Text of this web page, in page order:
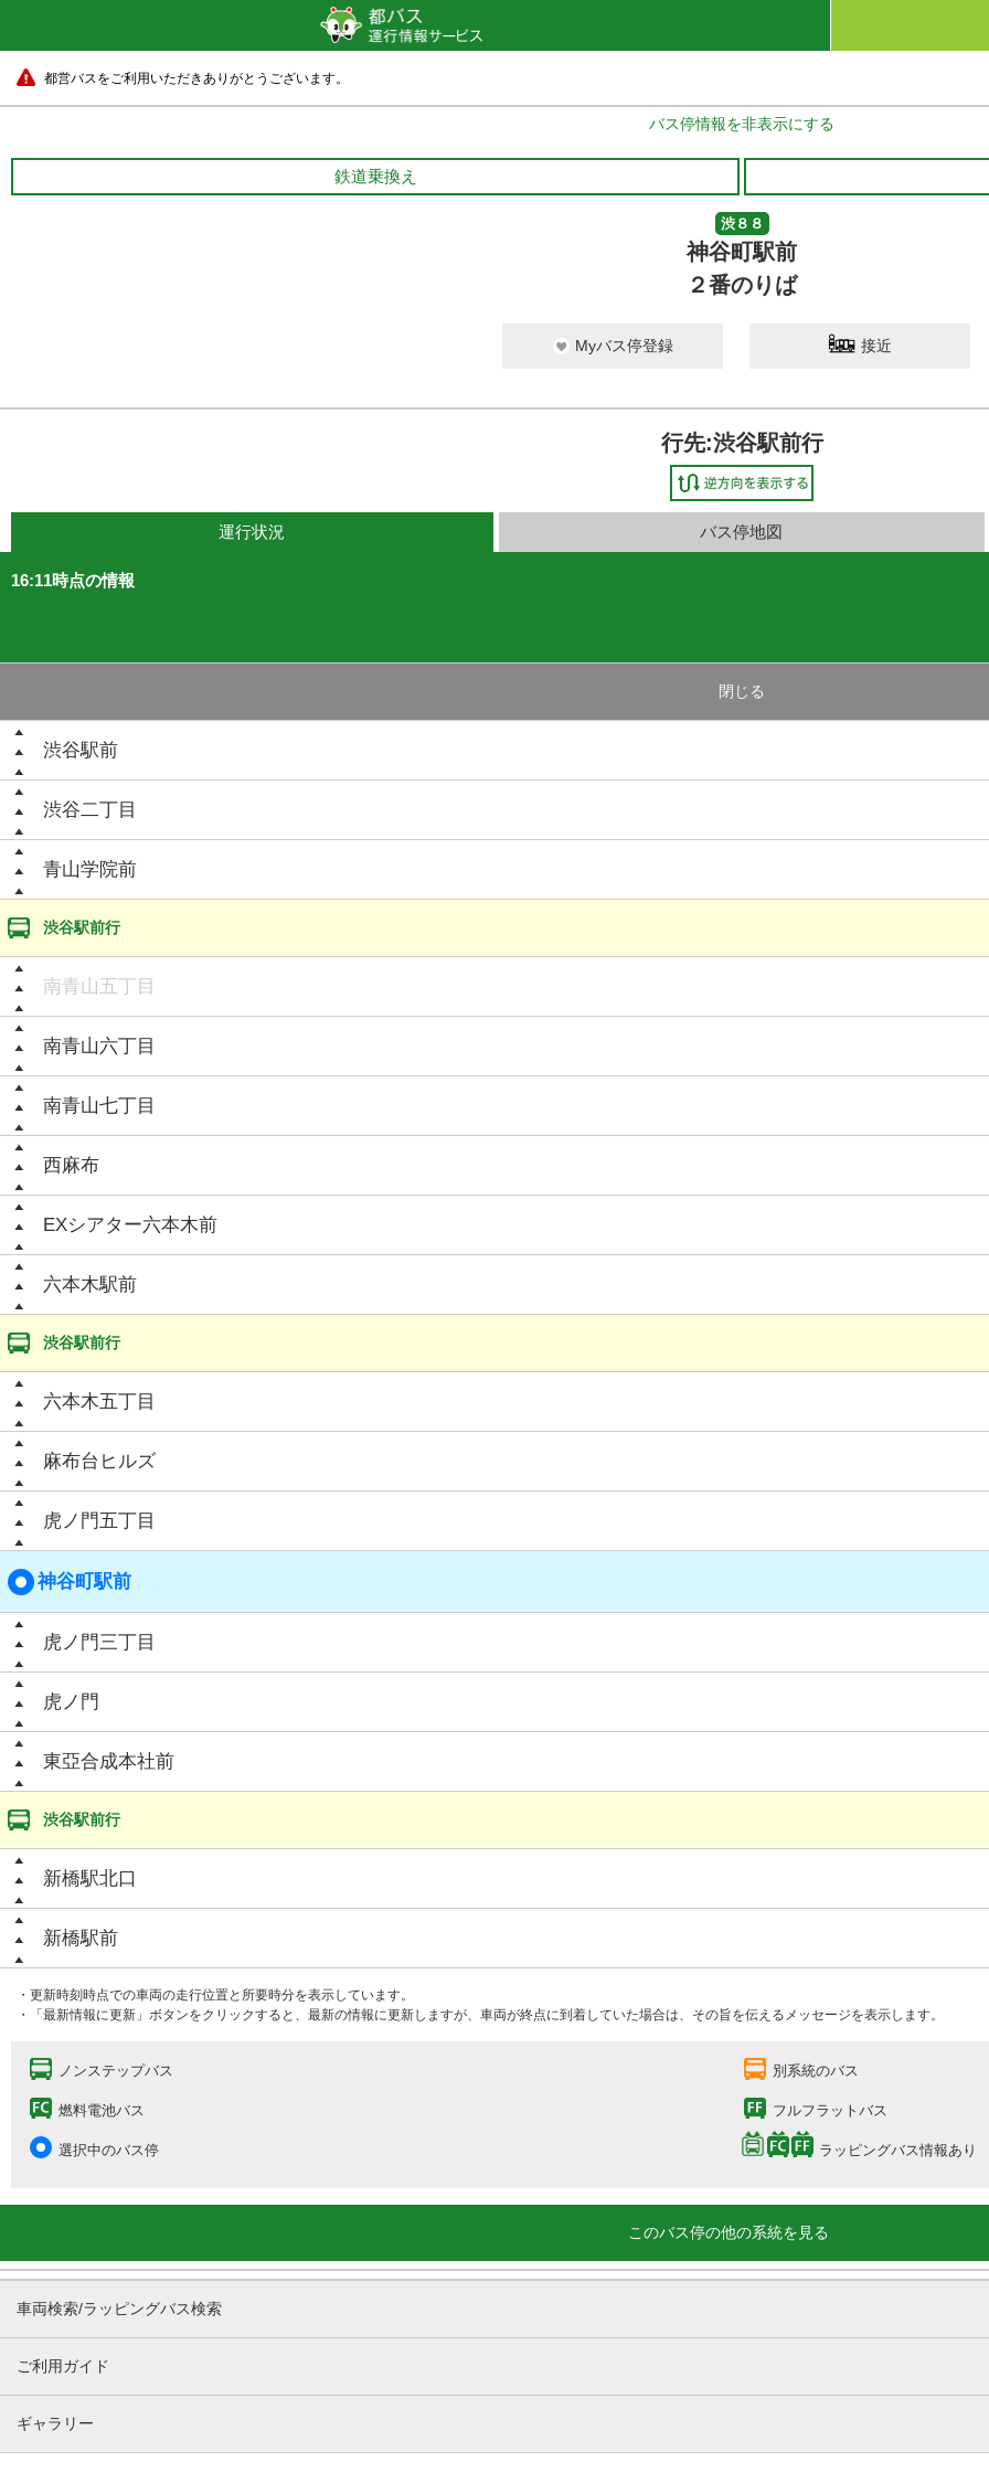
都営バスをご利用いただきありがとうございます。
バス停情報を非表示にする
鉄道乗換え
渋８８
神谷町駅前
２番のりば
Myバス停登録 接近
行先:渋谷駅前行
運行状況 バス停地図
16:11時点の情報
閉じる
渋谷駅前
渋谷二丁目
青山学院前
渋谷駅前行
南青山五丁目
南青山六丁目
南青山七丁目
西麻布
EXシアター六本木前
六本木駅前
渋谷駅前行
六本木五丁目
麻布台ヒルズ
虎ノ門五丁目
神谷町駅前
虎ノ門三丁目
虎ノ門
東亞合成本社前
渋谷駅前行
新橋駅北口
新橋駅前
・更新時刻時点での車両の走行位置と所要時分を表示しています。
・「最新情報に更新」ボタンをクリックすると、最新の情報に更新しますが、車両が終点に到着していた場合は、その旨を伝えるメッセージを表示します。
ノンステップバス 別系統のバス
燃料電池バス フルフラットバス
選択中のバス停 ラッピングバス情報あり
このバス停の他の系統を見る
車両検索/ラッピングバス検索
ご利用ガイド
ギャラリー